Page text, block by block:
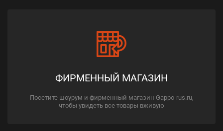
ФИРМЕННЫЙ МАГАЗИН
Посетите шоурум и фирменный магазин Gappo-rus.ru,
чтобы увидеть все товары вживую